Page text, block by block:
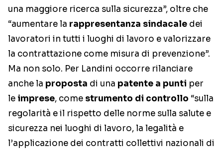
una maggiore ricerca sulla sicurezza”, oltre che
“aumentare la rappresentanza sindacale dei
lavoratori in tutti i luoghi di lavoro e valorizzare
la contrattazione come misura di prevenzione”.
Ma non solo. Per Landini occorre rilanciare
anche la proposta di una patente a punti per
le imprese, come strumento di controllo “sulla
regolarità e il rispetto delle norme sulla salute e
sicurezza nei luoghi di lavoro, la legalità e
l’applicazione dei contratti collettivi nazionali di